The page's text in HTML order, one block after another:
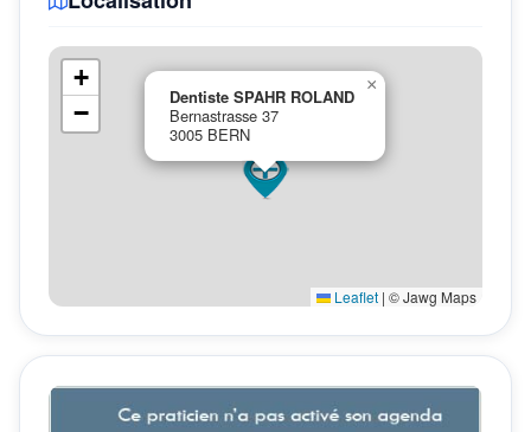
Dentiste SPAHR ROLAND
Bernastrasse 37
3005 BERN
×
+
−
Leaflet | © Jawg Maps